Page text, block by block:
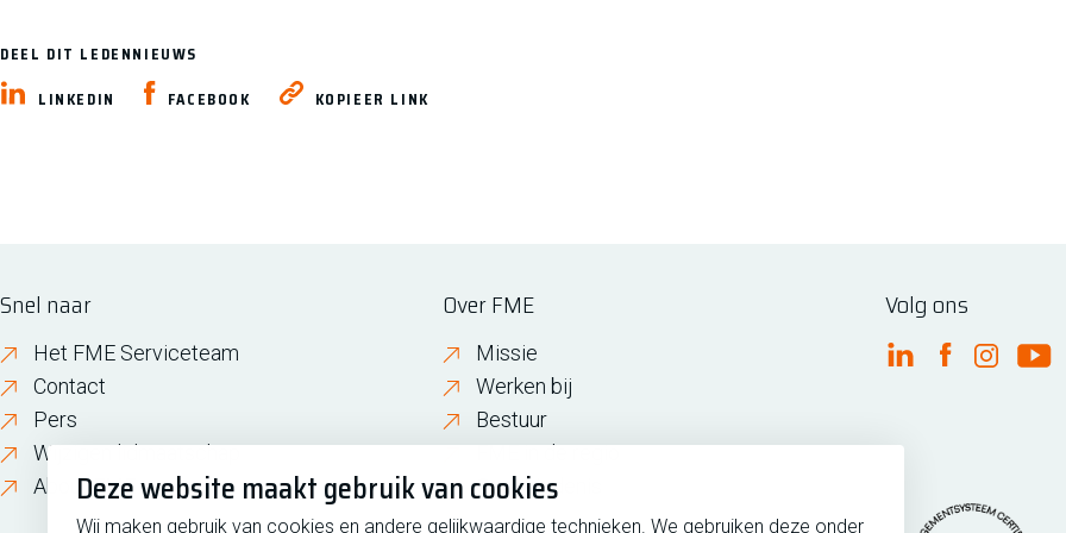
Deze website maakt gebruik van cookies
Wij maken gebruik van cookies en andere gelijkwaardige technieken. We gebruiken deze onder
DEEL DIT LEDENNIEUWS
LINKEDIN
FACEBOOK KOPIEER LINK
Snel naar
Het FME Serviceteam
Contact
Pers
Wijzigen lidmaatschap
About FME
Over FME
Missie
Werken bij
Bestuur
FME in de regio
Geschiedenis
Volg ons
FME Linkedin
FMEFME